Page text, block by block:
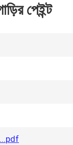
পেইন্ট